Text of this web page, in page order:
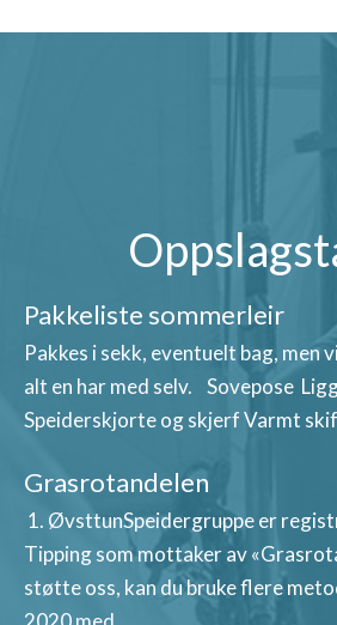
Pakkeliste sommerleir
Pakkes i sekk, eventuelt bag, men
alt en har med selv. Sovepose
Speiderskjorte og skjerf Varmt
Grasrotandelen
1. ØvsttunSpeidergruppe er
Tipping som mottaker av
støtte oss, kan du bruke flere